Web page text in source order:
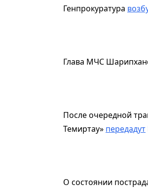
Генпрокуратура
Глава МЧС
После очередной
Темиртау» передадут
О состоянии